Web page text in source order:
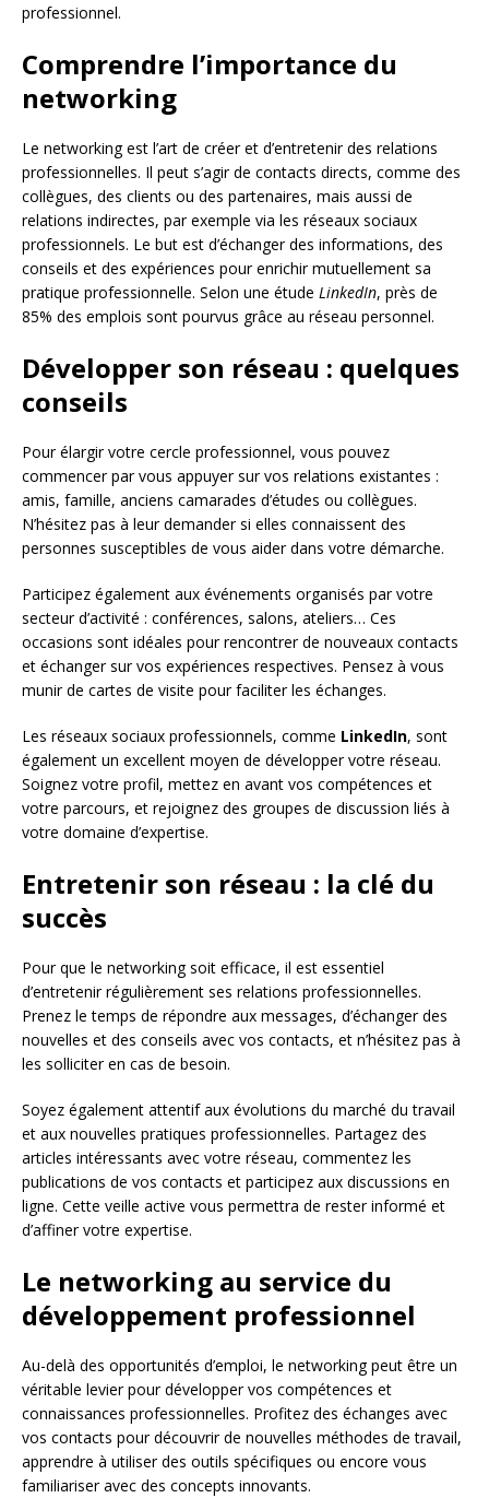
professionnel.
Comprendre l’importance du
networking
Le networking est l’art de créer et d’entretenir des relations
professionnelles. Il peut s’agir de contacts directs, comme des
collègues, des clients ou des partenaires, mais aussi de
relations indirectes, par exemple via les réseaux sociaux
professionnels. Le but est d’échanger des informations, des
conseils et des expériences pour enrichir mutuellement sa
pratique professionnelle. Selon une étude LinkedIn, près de
85% des emplois sont pourvus grâce au réseau personnel.
Développer son réseau : quelques
conseils
Pour élargir votre cercle professionnel, vous pouvez
commencer par vous appuyer sur vos relations existantes :
amis, famille, anciens camarades d’études ou collègues.
N’hésitez pas à leur demander si elles connaissent des
personnes susceptibles de vous aider dans votre démarche.
Participez également aux événements organisés par votre
secteur d’activité : conférences, salons, ateliers… Ces
occasions sont idéales pour rencontrer de nouveaux contacts
et échanger sur vos expériences respectives. Pensez à vous
munir de cartes de visite pour faciliter les échanges.
Les réseaux sociaux professionnels, comme LinkedIn, sont
également un excellent moyen de développer votre réseau.
Soignez votre profil, mettez en avant vos compétences et
votre parcours, et rejoignez des groupes de discussion liés à
votre domaine d’expertise.
Entretenir son réseau : la clé du
succès
Pour que le networking soit efficace, il est essentiel
d’entretenir régulièrement ses relations professionnelles.
Prenez le temps de répondre aux messages, d’échanger des
nouvelles et des conseils avec vos contacts, et n’hésitez pas à
les solliciter en cas de besoin.
Soyez également attentif aux évolutions du marché du travail
et aux nouvelles pratiques professionnelles. Partagez des
articles intéressants avec votre réseau, commentez les
publications de vos contacts et participez aux discussions en
ligne. Cette veille active vous permettra de rester informé et
d’affiner votre expertise.
Le networking au service du
développement professionnel
Au-delà des opportunités d’emploi, le networking peut être un
véritable levier pour développer vos compétences et
connaissances professionnelles. Profitez des échanges avec
vos contacts pour découvrir de nouvelles méthodes de travail,
apprendre à utiliser des outils spécifiques ou encore vous
familiariser avec des concepts innovants.